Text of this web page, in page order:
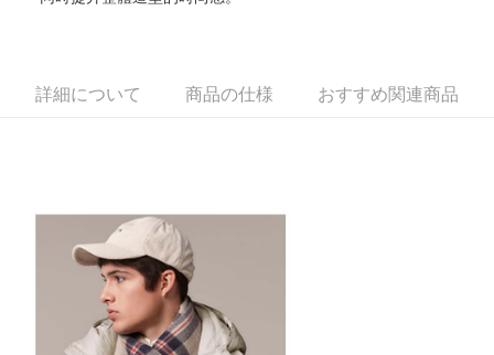
4. 注文成立後30分以内に確認取引を行わない場合や審査が通過しない場
1. 分割払いの金額は電信請求書に統合されず、「OP Pay Later」は毎月の
締め日後に支払いリマインダーのSMSを送信します。
2. SMSのリンクを通じて請求書を開いた後、「コンビニバーコード／台湾
大直営店舗／銀行振込／街口支払い／iPASS MONEY」などのチャネルで
支払いを選択できます。
【注意事項】
す。
代金納付期限は最短で 14 日以内ですので、ご注意ください。AFTEE アプ
リをダウンロードして AFTEE 会員になるとお支払い期限を最長 45 日以内
まで延長できます。
お支払期限は、ショップが請求した期日と、AFTEEで延長できる日数をも
とに計算されます。AFTEEで注文すると、商品を受け取るまで支払い期限
全家取貨付款
萊爾富取貨付款
付款後萊爾富取貨
送料無料
詳細について 商品の仕様 おすすめ関連商品